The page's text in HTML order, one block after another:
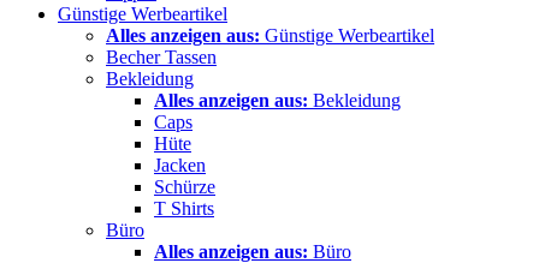
Günstige Werbeartikel
Alles anzeigen aus: Günstige Werbeartikel
Becher Tassen
Bekleidung
Alles anzeigen aus: Bekleidung
Caps
Hüte
Jacken
Schürze
T Shirts
Büro
Alles anzeigen aus: Büro